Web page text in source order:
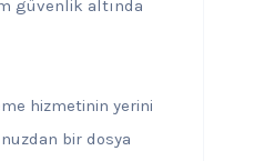
güvenlik altında
hizmetinin yerini
bir dosya